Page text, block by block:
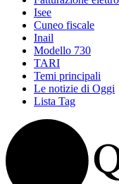
Isee
Cuneo fiscale
Inail
Modello 730
TARI
Temi principali
Le notizie di Oggi
Lista Tag